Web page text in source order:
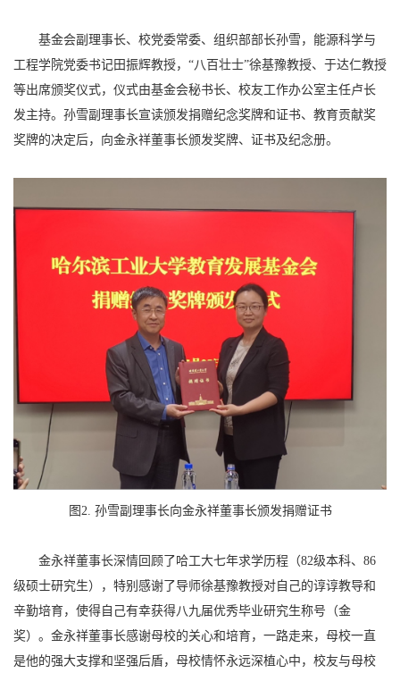
基金会副理事长、校党委常委、组织部部长孙雪，能源科学与
工程学院党委书记田振辉教授，“八百壮士”徐基豫教授、于达仁教授
等出席颁奖仪式，仪式由基金会秘书长、校友工作办公室主任卢长
发主持。孙雪副理事长宣读颁发捐赠纪念奖牌和证书、教育贡献奖
奖牌的决定后，向金永祥董事长颁发奖牌、证书及纪念册。
图2. 孙雪副理事长向金永祥董事长颁发捐赠证书
金永祥董事长深情回顾了哈工大七年求学历程（82级本科、86
级硕士研究生），特别感谢了导师徐基豫教授对自己的谆谆教导和
辛勤培育，使得自己有幸获得八九届优秀毕业研究生称号（金
奖）。金永祥董事长感谢母校的关心和培育，一路走来，母校一直
是他的强大支撑和坚强后盾，母校情怀永远深植心中，校友与母校